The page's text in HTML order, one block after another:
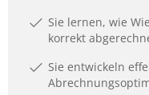
Sie lernen, wie
korrekt
Sie entwickeln